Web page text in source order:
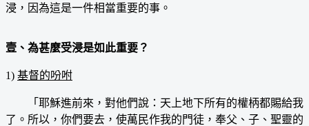
浸，因為這是一件相當重要的事。
壹、為甚麼受浸是如此重要？
1) 基督的吩咐
「耶穌進前來，對他們說：天上地下所有的權柄都賜給我
了。所以，你們要去，使萬民作我的門徒，奉父、子、聖靈的